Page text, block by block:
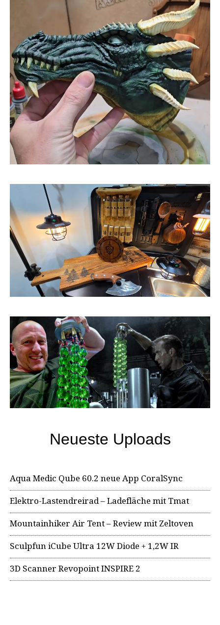
Neueste Uploads
Aqua Medic Qube 60.2 neue App CoralSync
Elektro-Lastendreirad – Ladefläche mit Tmat
Mountainhiker Air Tent – Review mit Zeltoven
Sculpfun iCube Ultra 12W Diode + 1,2W IR
3D Scanner Revopoint INSPIRE 2